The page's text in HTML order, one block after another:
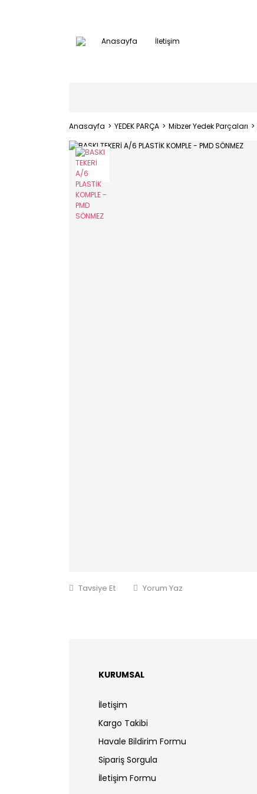
Anasayfa İletişim
Anasayfa YEDEK PARÇA Mibzer Yedek Parçaları
Tavsiye Et Yorum Yaz
KURUMSAL
İletişim
Kargo Takibi
Havale Bildirim Formu
Sipariş Sorgula
İletişim Formu